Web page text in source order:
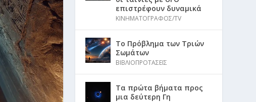
επιστρέφουν δυναμικά
ΚΙΝΗΜΑΤΟΓΡΑΦΟΣ/TV
Το Πρόβλημα των Τριών
Σωμάτων
ΒΙΒΛΙΟΠΡΟΤΑΣΕΙΣ
Τα πρώτα βήματα προς
μια δεύτερη Γη